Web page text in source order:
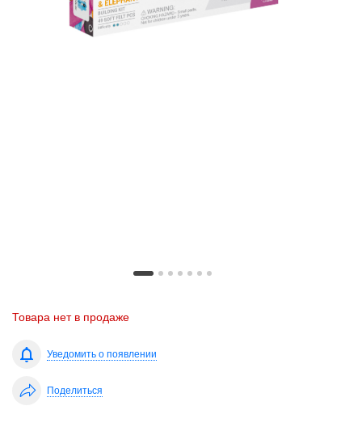
Товара нет в продаже
Уведомить о появлении
Поделиться